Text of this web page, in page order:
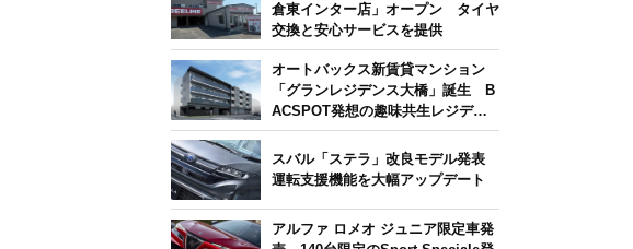
倉東インター店」オープン タイヤ
交換と安心サービスを提供
オートバックス新賃貸マンション
「グランレジデンス大橋」誕生 B
ACSPOT発想の趣味共生レジデン
ス
スバル「ステラ」改良モデル発表
運転支援機能を大幅アップデート
アルファ ロメオ ジュニア限定車発